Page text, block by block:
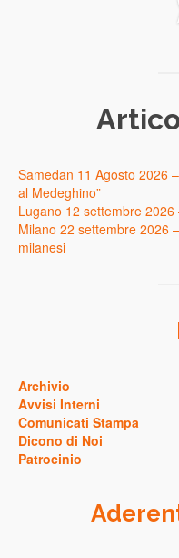
Samedan 11 Agosto 2026
al Medeghino”
Lugano 12 settembre
Milano 22 settembre 2026
milanesi
Archivio
Avvisi Interni
Comunicati Stampa
Dicono di Noi
Patrocinio